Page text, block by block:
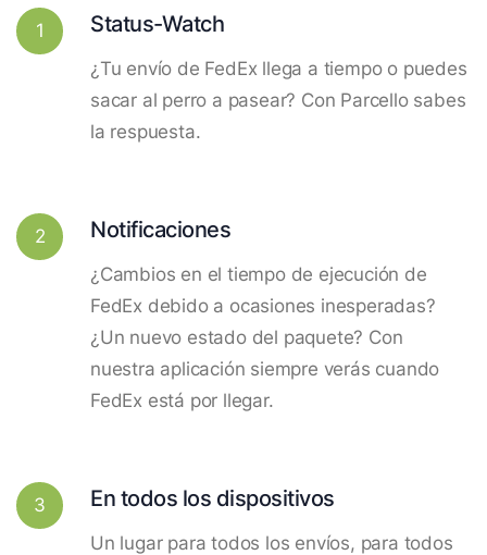
1 Status-Watch
¿Tu envío de FedEx llega a tiempo o puedes
sacar al perro a pasear? Con Parcello sabes
la respuesta.
2 Notificaciones
¿Cambios en el tiempo de ejecución de
FedEx debido a ocasiones inesperadas?
¿Un nuevo estado del paquete? Con
nuestra aplicación siempre verás cuando
FedEx está por llegar.
3 En todos los dispositivos
Un lugar para todos los envíos, para todos